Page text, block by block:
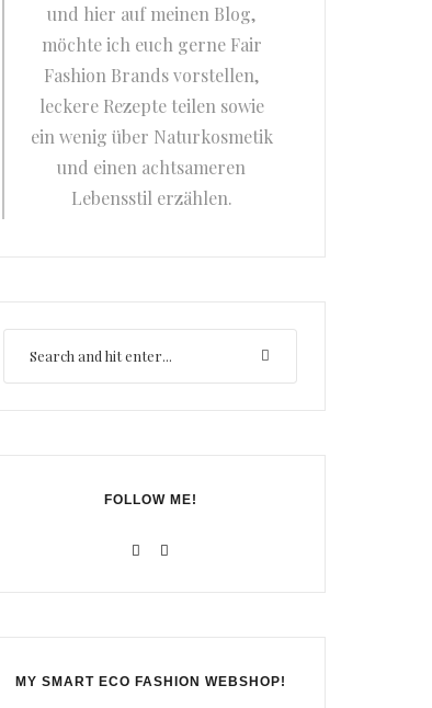
und hier auf meinen Blog,
möchte ich euch gerne Fair
Fashion Brands vorstellen,
leckere Rezepte teilen sowie
ein wenig über Naturkosmetik
und einen achtsameren
Lebensstil erzählen.
FOLLOW ME!
MY SMART ECO FASHION WEBSHOP!